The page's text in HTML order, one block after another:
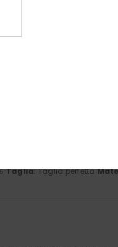
Taglia: Taglia perfetta